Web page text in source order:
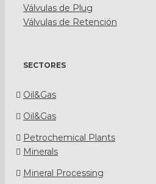
Válvulas de Plug
Válvulas de Retención
SECTORES
Oil&Gas
Oil&Gas
Petrochemical Plants
Minerals
Mineral Processing